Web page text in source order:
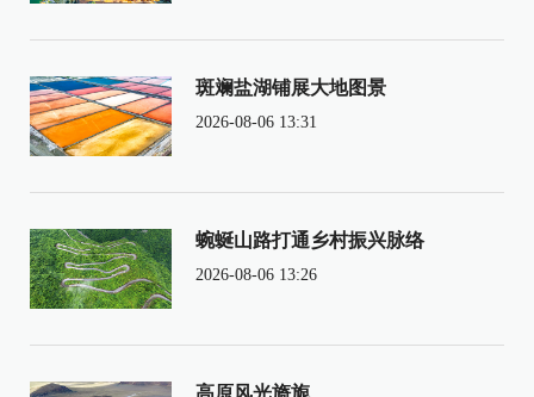
斑斓盐湖铺展大地图景
2026-08-06 13:31
蜿蜒山路打通乡村振兴脉络
2026-08-06 13:26
高原风光旖旎